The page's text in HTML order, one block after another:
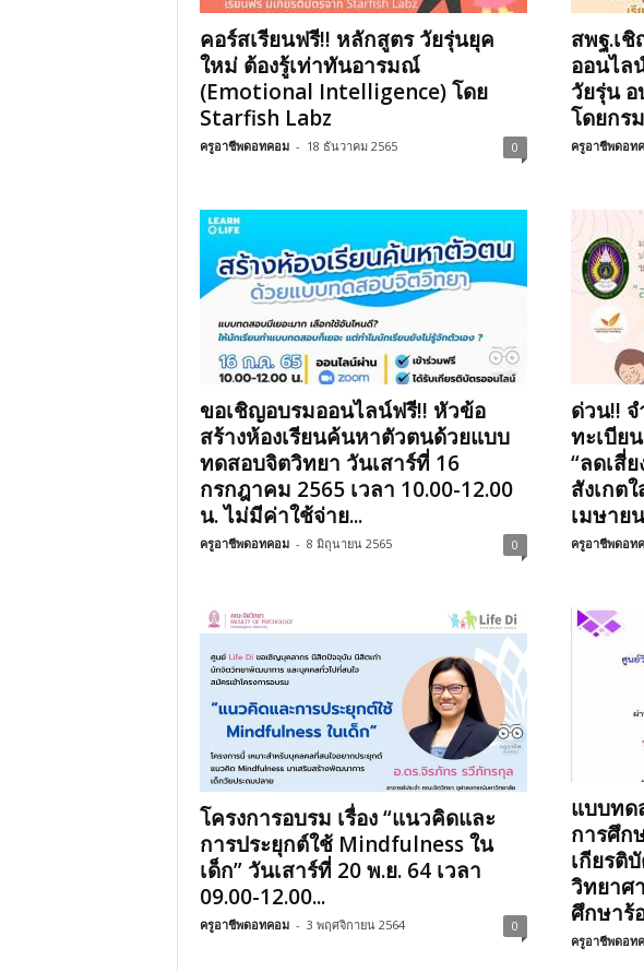
คอร์สเรียนฟรี!! หลักสูตร วัยรุ่นยุค
ใหม่ ต้องรู้เท่าทันอารมณ์
(Emotional Intelligence) โดย
Starfish Labz
ครูอาชีพดอทคอม - 18 ธันวาคม 2565 0
สพฐ.เ
ออนไล
วัยรุ่น อ
โดยกร
ครูอาชีพดอท
ขอเชิญอบรมออนไลน์ฟรี!! หัวข้อ
สร้างห้องเรียนค้นหาตัวตนด้วยแบบ
ทดสอบจิตวิทยา วันเสาร์ที่ 16
กรกฎาคม 2565 เวลา 10.00-12.00
น. ไม่มีค่าใช้จ่าย...
ครูอาชีพดอทคอม - 8 มิถุนายน 2565 0
ด่วน!!
ทะเบีย
“ลดเสี่
สังเกต
เมษาย
ครูอาชีพดอท
โครงการอบรม เรื่อง “แนวคิดและ
การประยุกต์ใช้ Mindfulness ใน
เด็ก” วันเสาร์ที่ 20 พ.ย. 64 เวลา
09.00-12.00...
ครูอาชีพดอทคอม - 3 พฤศจิกายน 2564 0
แบบทด
การศึก
เกียรติ
วิทยาศ
ศึกษาร้
ครูอาชีพดอท